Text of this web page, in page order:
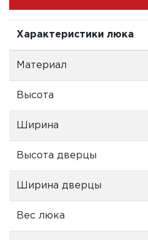
Характеристики люка
Материал
Высота
Ширина
Высота дверцы
Ширина дверцы
Вес люка